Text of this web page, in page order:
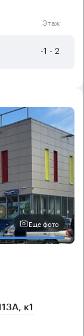
Этаж
-1 - 2
Еще фото
к1